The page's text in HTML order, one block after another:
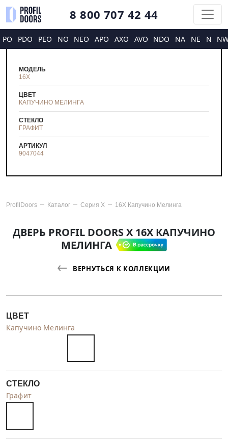
8 800 707 42 44
PO PDO PEO NO NEO APO AXO AVO NDO NA NE N
МОДЕЛЬ
16X
ЦВЕТ
КАПУЧИНО МЕЛИНГА
СТЕКЛО
ГРАФИТ
АРТИКУЛ
9047044
ProfilDoors Каталог Серия X 16X Капучино Мелинга
ДВЕРЬ PROFIL DOORS X 16X КАПУЧИНО
МЕЛИНГА
ВЕРНУТЬСЯ К КОЛЛЕКЦИИ
ЦВЕТ
Капучино Мелинга
СТЕКЛО
Графит